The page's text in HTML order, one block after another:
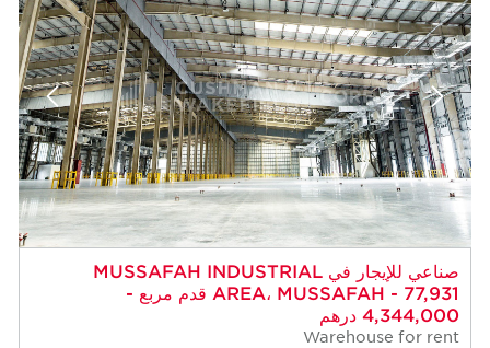
صناعي للإيجار في MUSSAFAH INDUSTRIAL
AREA، MUSSAFAH - 77,931 قدم مربع -
4,344,000 درهم
Warehouse for rent